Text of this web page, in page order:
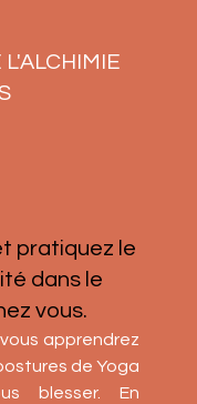
pratiquez le
dans le
vous.
apprendrez
de Yoga
blesser. En